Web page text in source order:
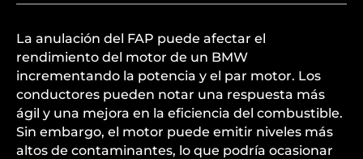
La anulación del FAP puede afectar el
rendimiento del motor de un BMW
incrementando la potencia y el par motor. Los
conductores pueden notar una respuesta más
ágil y una mejora en la eficiencia del combustible.
Sin embargo, el motor puede emitir niveles más
altos de contaminantes, lo que podría ocasionar